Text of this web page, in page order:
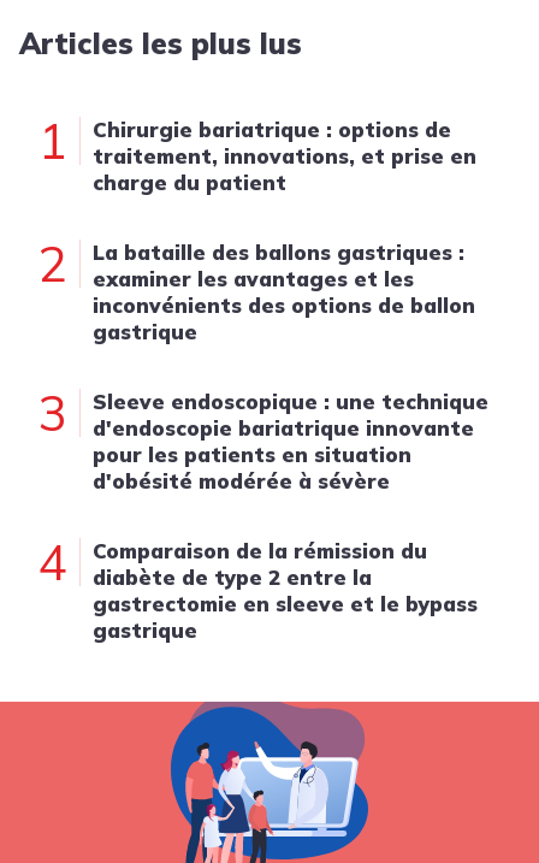
Articles les plus lus
1
Chirurgie bariatrique : options de
traitement, innovations, et prise en
charge du patient
2
La bataille des ballons gastriques :
examiner les avantages et les
inconvénients des options de ballon
gastrique
3
Sleeve endoscopique : une technique
d'endoscopie bariatrique innovante
pour les patients en situation
d'obésité modérée à sévère
4
Comparaison de la rémission du
diabète de type 2 entre la
gastrectomie en sleeve et le bypass
gastrique